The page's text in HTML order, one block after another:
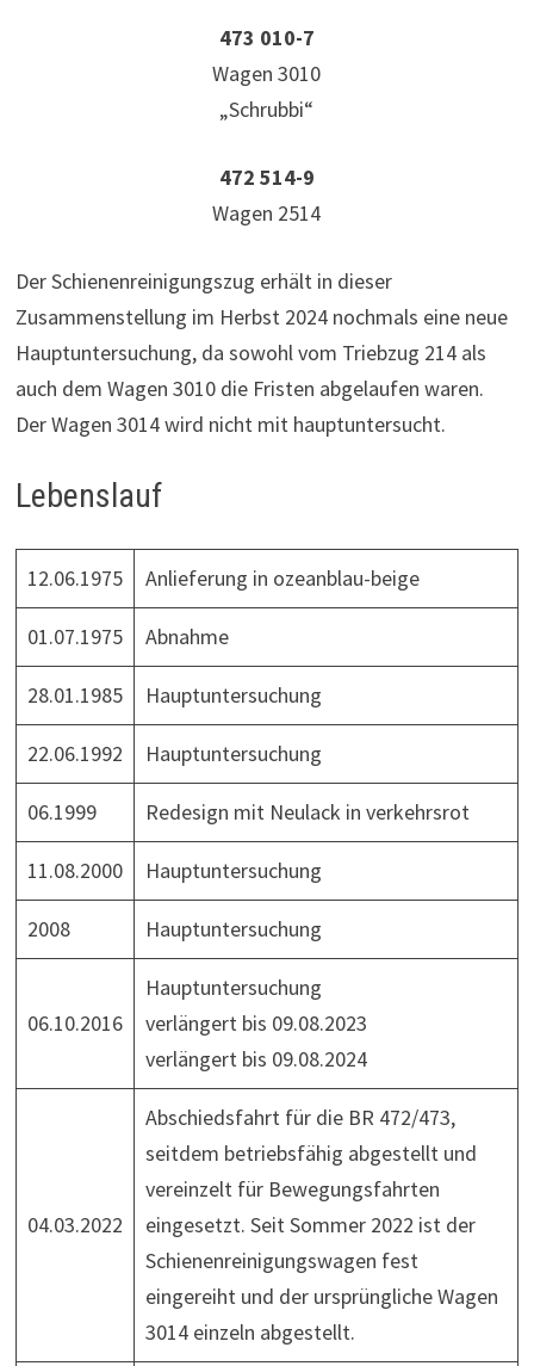
473 010-7
Wagen 3010
„Schrubbi“
472 514-9
Wagen 2514
Der Schienenreinigungszug erhält in dieser
Zusammenstellung im Herbst 2024 nochmals eine neue
Hauptuntersuchung, da sowohl vom Triebzug 214 als
auch dem Wagen 3010 die Fristen abgelaufen waren.
Der Wagen 3014 wird nicht mit hauptuntersucht.
Lebenslauf
12.06.1975 Anlieferung in ozeanblau-beige
01.07.1975 Abnahme
28.01.1985 Hauptuntersuchung
22.06.1992 Hauptuntersuchung
06.1999 Redesign mit Neulack in verkehrsrot
11.08.2000 Hauptuntersuchung
2008 Hauptuntersuchung
06.10.2016
Hauptuntersuchung
verlängert bis 09.08.2023
verlängert bis 09.08.2024
04.03.2022
Abschiedsfahrt für die BR 472/473,
seitdem betriebsfähig abgestellt und
vereinzelt für Bewegungsfahrten
eingesetzt. Seit Sommer 2022 ist der
Schienenreinigungswagen fest
eingereiht und der ursprüngliche Wagen
3014 einzeln abgestellt.